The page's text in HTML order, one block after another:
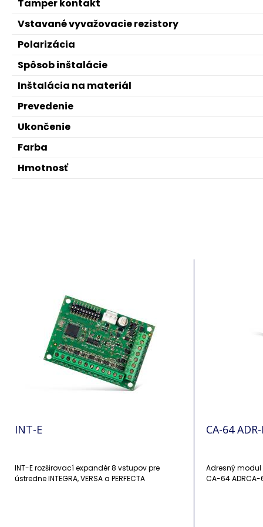
Tamper kontakt
Vstavané vyvažovacie rezistory
Polarizácia
Spôsob inštalácie
Inštalácia na materiál
Prevedenie
Ukončenie
Farba
Hmotnosť
INT-E
INT-E rozširovací expandér 8 vstupov pre
ústredne INTEGRA, VERSA a PERFECTA
CA-64
Adresný modul pre
CA-64 ADRCA-